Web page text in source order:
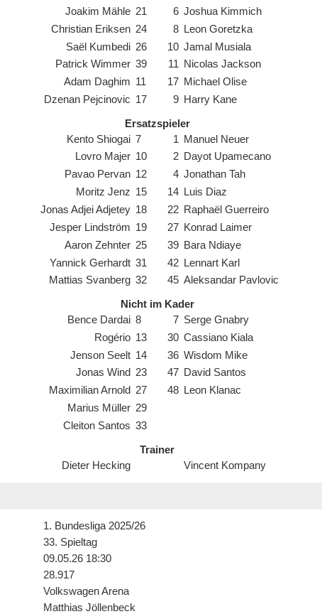
Joakim Mähle 21 6 Joshua Kimmich
Christian Eriksen 24 8
Leon Goretzka
Saël Kumbedi 26 10 Jamal Musiala
Patrick Wimmer 39 11 Nicolas Jackson
Adam Daghim 11 17 Michael Olise
Dzenan Pejcinovic 17 9 Harry Kane
Ersatzspieler
Kento Shiogai 7 1
Manuel Neuer
Lovro Majer 10 2 Dayot Upamecano
Pavao Pervan 12 4 Jonathan Tah
Moritz Jenz 15 14
Luis Diaz
Jonas Adjei Adjetey 18 22 Raphaël Guerreiro
Jesper Lindström 19 27 Konrad Laimer
Aaron Zehnter 25 39 Bara Ndiaye
Yannick Gerhardt 31 42 Lennart Karl
Mattias Svanberg 32 45 Aleksandar Pavlovic
Nicht im Kader
Bence Dardai 8 7 Serge Gnabry
Rogério 13 30 Cassiano Kiala
Jenson Seelt 14 36 Wisdom Mike
Jonas Wind 23 47 David Santos
Maximilian Arnold 27 48 Leon Klanac
Marius Müller 29
Cleiton Santos 33
Trainer
Dieter Hecking
Vincent Kompany
1. Bundesliga 2025/26
33. Spieltag
09.05.26 18:30
28.917
Volkswagen Arena
Matthias Jöllenbeck